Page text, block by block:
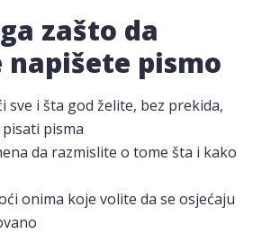
zašto da
napišete pismo
sve i šta god želite, bez prekida,
pisma
da razmislite o tome šta i kako
onima koje volite da se osjećaju